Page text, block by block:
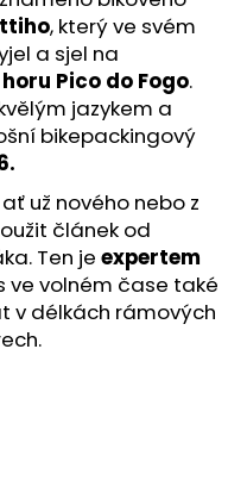
, který ve svém
a sjel na
Pico do Fogo.
jazykem a
bikepackingový
už nového nebo z
článek od
Ten je expertem
ve volném čase také
v délkách rámových